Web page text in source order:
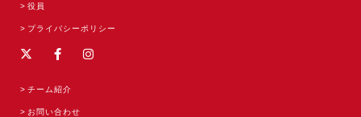
役員
プライバシーポリシー
チーム紹介
お問い合わせ